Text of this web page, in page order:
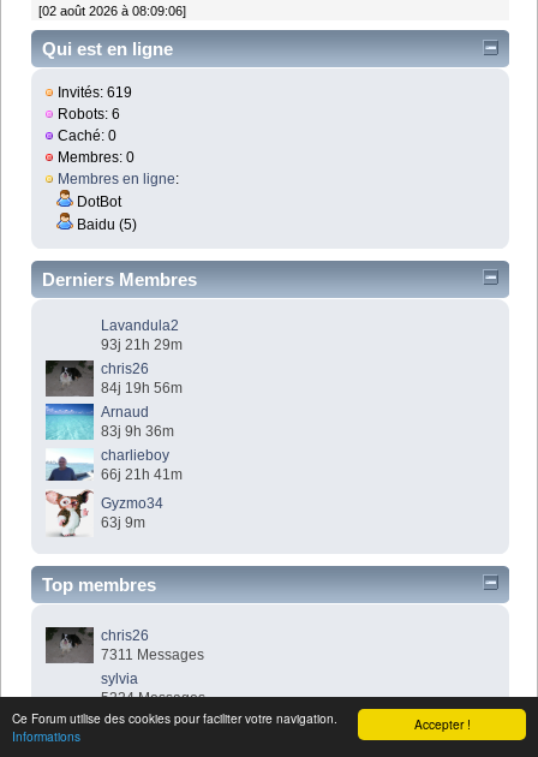
Accepter !
Ce Forum utilise des cookies pour faciliter votre navigation.
Informations
[02 août 2026 à 08:09:06]
Qui est en ligne
Invités: 619
Robots: 6
Caché: 0
Membres: 0
Membres en ligne:
DotBot
Baidu (5)
Derniers Membres
Lavandula2
93j 21h 29m
chris26
84j 19h 56m
Arnaud
83j 9h 36m
charlieboy
66j 21h 41m
Gyzmo34
63j 9m
Top membres
chris26
7311 Messages
sylvia
5224 Messages
gilles